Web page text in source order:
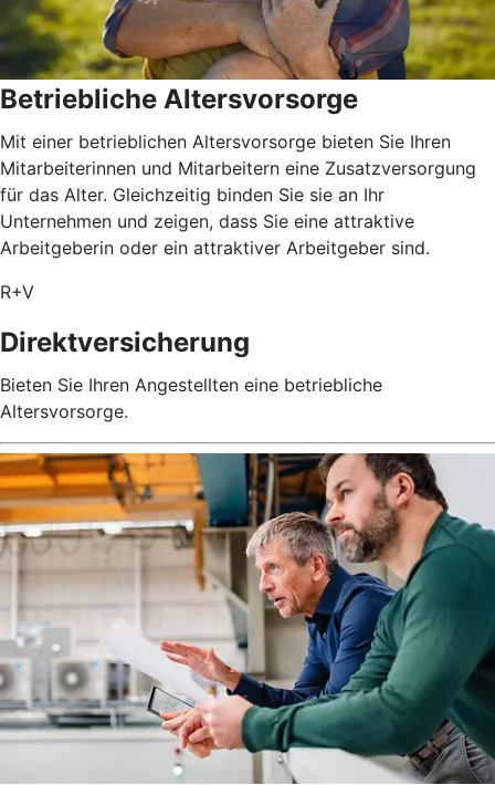
Betriebliche Altersvorsorge
Mit einer betrieblichen Altersvorsorge bieten Sie Ihren
Mitarbeiterinnen und Mitarbeitern eine Zusatzversorgung
für das Alter. Gleichzeitig binden Sie sie an Ihr
Unternehmen und zeigen, dass Sie eine attraktive
Arbeitgeberin oder ein attraktiver Arbeitgeber sind.
R+V
Direktversicherung
Bieten Sie Ihren Angestellten eine betriebliche
Altersvorsorge.